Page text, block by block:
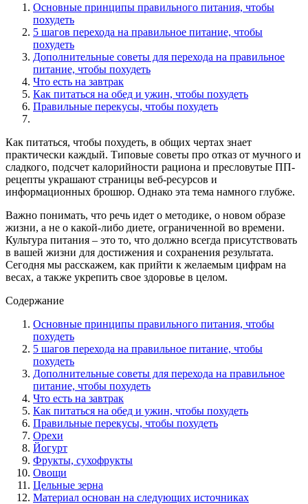
Основные принципы правильного питания, чтобы
похудеть
5 шагов перехода на правильное питание, чтобы
похудеть
Дополнительные советы для перехода на правильное
питание, чтобы похудеть
Что есть на завтрак
Как питаться на обед и ужин, чтобы похудеть
Правильные перекусы, чтобы похудеть
Как питаться, чтобы похудеть, в общих чертах знает
практически каждый. Типовые советы про отказ от мучного и
сладкого, подсчет калорийности рациона и пресловутые ПП-
рецепты украшают страницы веб-ресурсов и
информационных брошюр. Однако эта тема намного глубже.
Важно понимать, что речь идет о методике, о новом образе
жизни, а не о какой-либо диете, ограниченной во времени.
Культура питания – это то, что должно всегда присутствовать
в вашей жизни для достижения и сохранения результата.
Сегодня мы расскажем, как прийти к желаемым цифрам на
весах, а также укрепить свое здоровье в целом.
Содержание
Основные принципы правильного питания, чтобы
похудеть
5 шагов перехода на правильное питание, чтобы
похудеть
Дополнительные советы для перехода на правильное
питание, чтобы похудеть
Что есть на завтрак
Как питаться на обед и ужин, чтобы похудеть
Правильные перекусы, чтобы похудеть
Орехи
Йогурт
Фрукты, сухофрукты
Овощи
Цельные зерна
Материал основан на следующих источниках